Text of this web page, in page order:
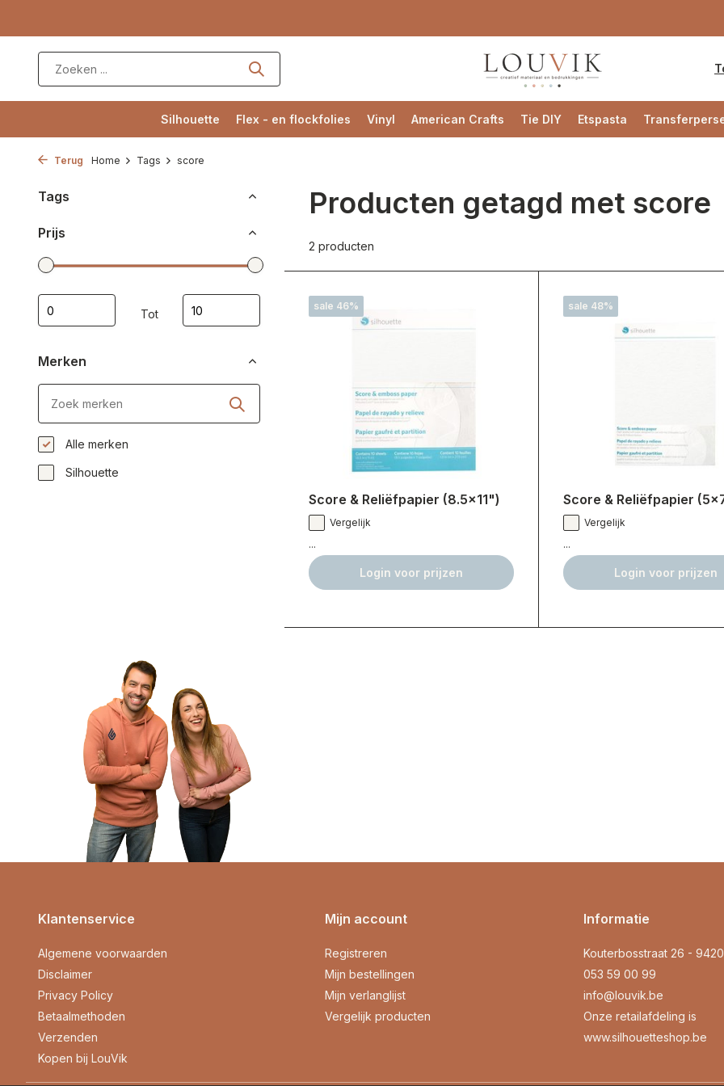
Silhouette Flex - en flockfolies Vinyl American Crafts Tie DIY Etspasta
Terug Home Tags score
Tags
Prijs
Tot
Merken
Alle merken
Silhouette
Producten getagd met score
2 producten
sale 46%
Score & Reliëfpapier (8.5x11")
Vergelijk
...
Login voor prijzen
sale 48%
Score & Reliëfpapier
Vergelijk
...
Login voor prijzen
Klantenservice
Algemene voorwaarden
Disclaimer
Privacy Policy
Betaalmethoden
Verzenden
Kopen bij LouVik
Mijn account
Registreren
Mijn bestellingen
Mijn verlanglijst
Vergelijk producten
Informatie
Kouterbosstraat 26 -
053 59 00 99
info@louvik.be
Onze retailafdeling is
www.silhouetteshop.be